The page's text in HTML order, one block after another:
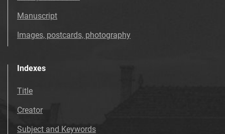
Manuscript
Images, postcards, photography
Indexes
Title
Creator
Subject and Keywords